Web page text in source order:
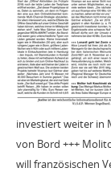
investiert weiter in
von Bord +++
will französischen